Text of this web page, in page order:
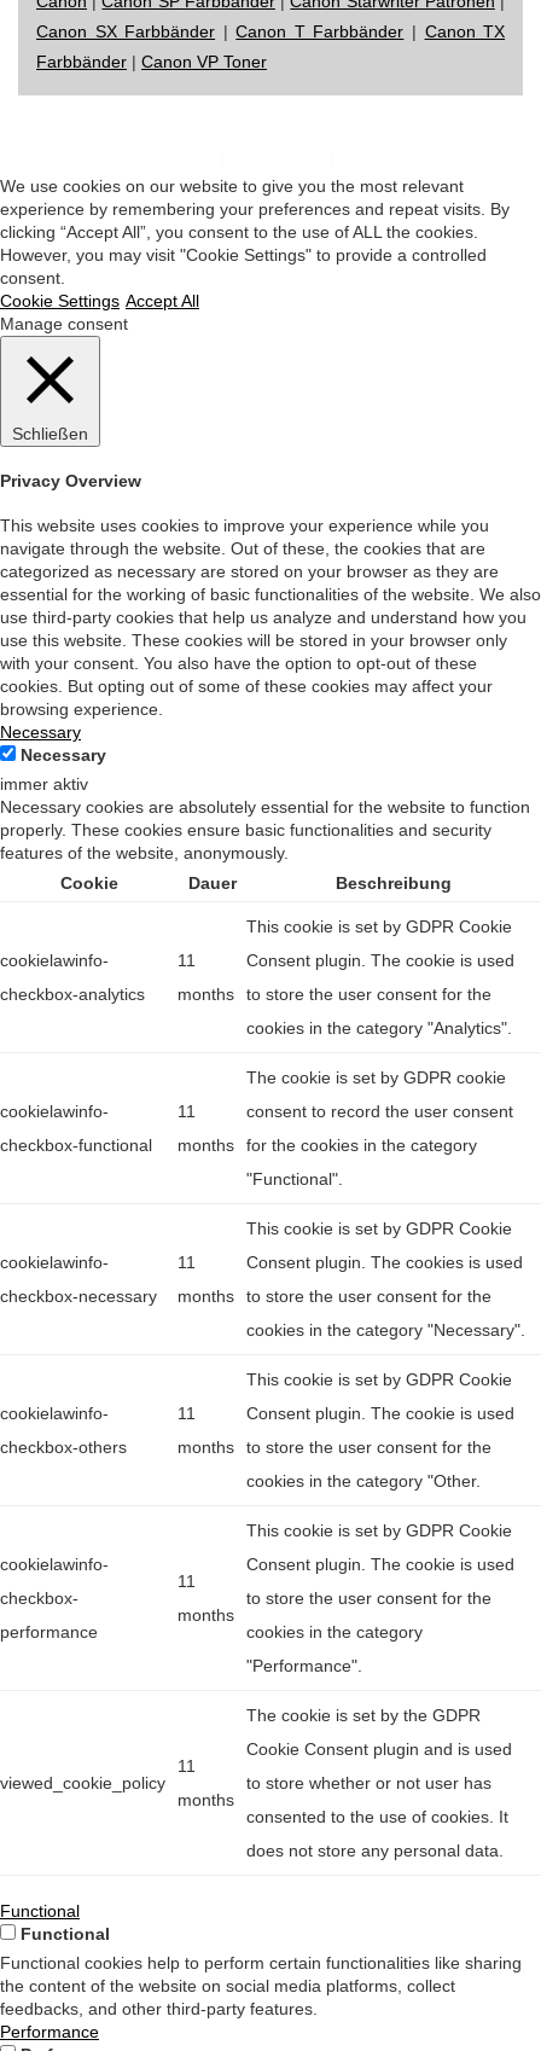
Canon SX Farbbänder |Canon T Farbbänder | Canon TX
Farbbänder | Canon VP Toner
We use cookies on our website to give you the most relevant
experience by remembering your preferences and repeat visits. By
clicking “Accept All”, you consent to the use of ALL the cookies.
However, you may visit "Cookie Settings" to provide a controlled
consent.
Cookie Settings Accept All
Manage consent
Schließen
Privacy Overview
This website uses cookies to improve your experience while you
navigate through the website. Out of these, the cookies that are
categorized as necessary are stored on your browser as they are
essential for the working of basic functionalities of the website. We also
use third-party cookies that help us analyze and understand how you
use this website. These cookies will be stored in your browser only
with your consent. You also have the option to opt-out of these
cookies. But opting out of some of these cookies may affect your
browsing experience.
Necessary
Necessary
immer aktiv
Necessary cookies are absolutely essential for the website to function
properly. These cookies ensure basic functionalities and security
features of the website, anonymously.
Cookie
Dauer Beschreibung
cookielawinfo-
checkbox-analytics
11
months
This cookie is set by GDPR Cookie
Consent plugin. The cookie is used
to store the user consent for the
cookies in the category "Analytics".
cookielawinfo-
checkbox-functional
11
months
The cookie is set by GDPR cookie
consent to record the user consent
for the cookies in the category
"Functional".
cookielawinfo-
checkbox-necessary
11
months
This cookie is set by GDPR Cookie
Consent plugin. The cookies is used
to store the user consent for the
cookies in the category "Necessary".
cookielawinfo-
checkbox-others
11
months
This cookie is set by GDPR Cookie
Consent plugin. The cookie is used
to store the user consent for the
cookies in the category "Other.
cookielawinfo-
checkbox-
performance
11
months
This cookie is set by GDPR Cookie
Consent plugin. The cookie is used
to store the user consent for the
cookies in the category
"Performance".
viewed_cookie_policy
11
months
The cookie is set by the GDPR
Cookie Consent plugin and is used
to store whether or not user has
consented to the use of cookies. It
does not store any personal data.
Functional
Functional
Functional cookies help to perform certain functionalities like sharing
the content of the website on social media platforms, collect
feedbacks, and other third-party features.
Performance